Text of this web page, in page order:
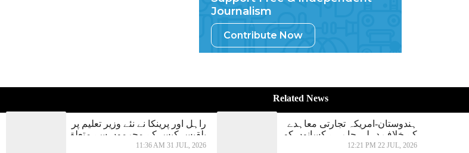
Journalism
Contribute Now
Related News
راہل اور پرینکا نے نئے وزیر تعلیم پر
بلقیس کیس کے مجرموں سے متعلق
تبصرے کو لے کر سوال اٹھائے
11:36 AM 31 JUL, 2026
ہندوستان-امریکہ تجارتی معاہدے
کے خلاف دہلی جا رہے کسانوں کو
روکنے کے لیے شمبھو بارڈر سیل
12:21 PM 22 JUL, 2026